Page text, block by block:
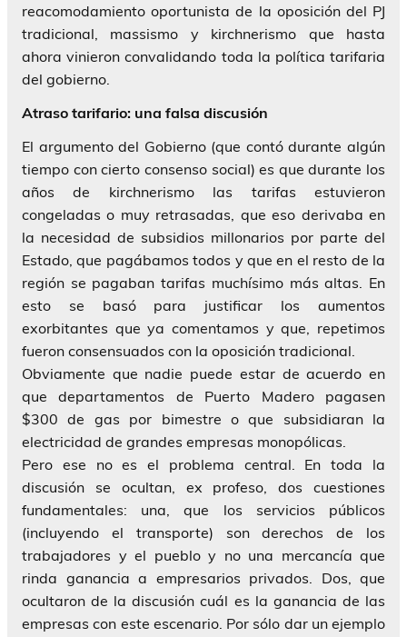
reacomodamiento oportunista de la oposición del PJ
tradicional, massismo y kirchnerismo que hasta
ahora vinieron convalidando toda la política tarifaria
del gobierno.
Atraso tarifario: una falsa discusión
El argumento del Gobierno (que contó durante algún
tiempo con cierto consenso social) es que durante los
años de kirchnerismo las tarifas estuvieron
congeladas o muy retrasadas, que eso derivaba en
la necesidad de subsidios millonarios por parte del
Estado, que pagábamos todos y que en el resto de la
región se pagaban tarifas muchísimo más altas. En
esto se basó para justificar los aumentos
exorbitantes que ya comentamos y que, repetimos
fueron consensuados con la oposición tradicional.
Obviamente que nadie puede estar de acuerdo en
que departamentos de Puerto Madero pagasen
$300 de gas por bimestre o que subsidiaran la
electricidad de grandes empresas monopólicas.
Pero ese no es el problema central. En toda la
discusión se ocultan, ex profeso, dos cuestiones
fundamentales: una, que los servicios públicos
(incluyendo el transporte) son derechos de los
trabajadores y el pueblo y no una mercancía que
rinda ganancia a empresarios privados. Dos, que
ocultaron de la discusión cuál es la ganancia de las
empresas con este escenario. Por sólo dar un ejemplo